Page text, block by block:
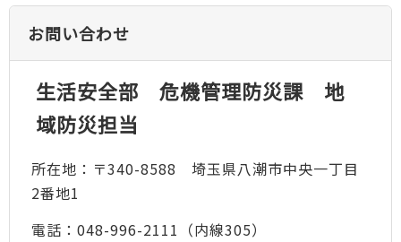
お問い合わせ
生活安全部 危機管理防災課 地
域防災担当
所在地：〒340-8588 埼玉県八潮市中央一丁目
2番地1
電話：048-996-2111（内線305）